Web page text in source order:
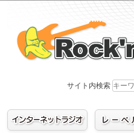
content
サイト内検索